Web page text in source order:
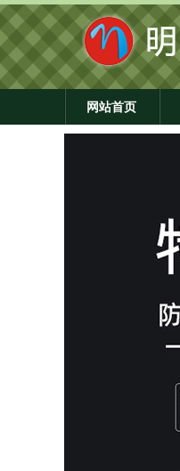
网站首页